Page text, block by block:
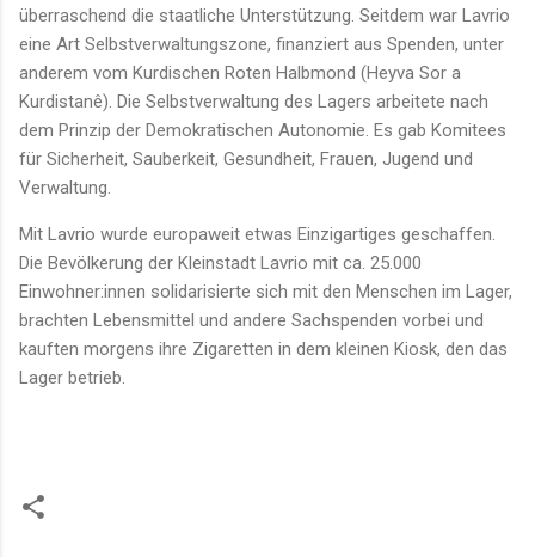
überraschend die staatliche Unterstützung. Seitdem war Lavrio
eine Art Selbstverwaltungszone, finanziert aus Spenden, unter
anderem vom Kurdischen Roten Halbmond (Heyva Sor a
Kurdistanê). Die Selbstverwaltung des Lagers arbeitete nach
dem Prinzip der Demokratischen Autonomie. Es gab Komitees
für Sicherheit, Sauberkeit, Gesundheit, Frauen, Jugend und
Verwaltung.
Mit Lavrio wurde europaweit etwas Einzigartiges geschaffen.
Die Bevölkerung der Kleinstadt Lavrio mit ca. 25.000
Einwohner:innen solidarisierte sich mit den Menschen im Lager,
brachten Lebensmittel und andere Sachspenden vorbei und
kauften morgens ihre Zigaretten in dem kleinen Kiosk, den das
Lager betrieb.